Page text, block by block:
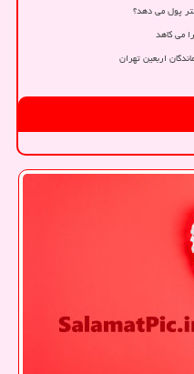
پول می دهد؟
می کاهد
اربعین تهران